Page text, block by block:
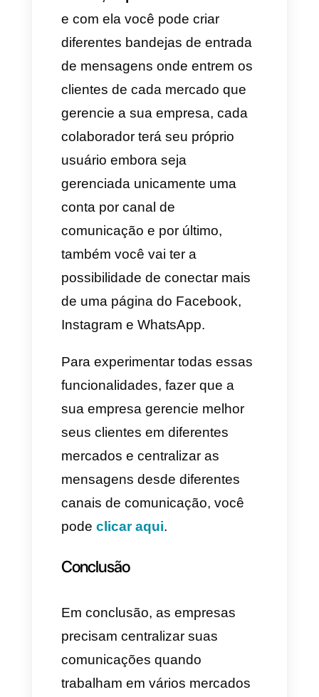
cada mercado que trabalham e
por isso não se podem permitir
misturar essas comunicações.
Por tanto, é necessário de uma
ferramenta que ainda estando
numa única plataforma, permita
dividir e separar as mensagens
por mercados e até por países,
mantendo o controle de cada
cliente de maneira efetiva.
Neste caso, falaremos da
Callbelle como pode
gerenciar e centralizar as
mensagens sem importar a
quantidade de mercados com
funcionando.
web e móvel que permite às
gerenciar as mensagens
desde diferentes canais de
comunicação (WhatsApp,